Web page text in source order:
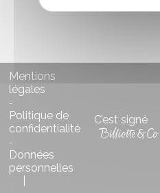
Mentions
légales
-
Politique de
confidentialité
-
Données
personnelles
C’est signé